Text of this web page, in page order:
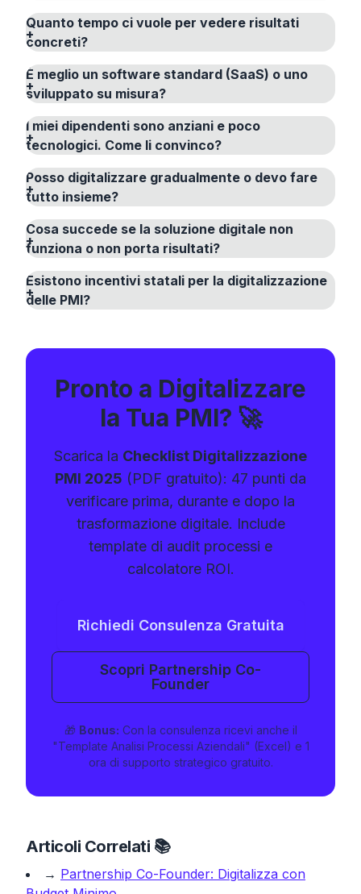
Quanto tempo ci vuole per vedere risultati
concreti?
È meglio un software standard (SaaS) o uno
sviluppato su misura?
I miei dipendenti sono anziani e poco
tecnologici. Come li convinco?
Posso digitalizzare gradualmente o devo fare
tutto insieme?
Cosa succede se la soluzione digitale non
funziona o non porta risultati?
Esistono incentivi statali per la digitalizzazione
delle PMI?
Pronto a Digitalizzare
la Tua PMI? 🚀
Scarica la Checklist Digitalizzazione
PMI 2025 (PDF gratuito): 47 punti da
verificare prima, durante e dopo la
trasformazione digitale. Include
template di audit processi e
calcolatore ROI.
Richiedi Consulenza Gratuita
Scopri Partnership Co-
Founder
🎁 Bonus: Con la consulenza ricevi anche il
"Template Analisi Processi Aziendali" (Excel) e 1
ora di supporto strategico gratuito.
Articoli Correlati 📚
→ Partnership Co-Founder: Digitalizza con